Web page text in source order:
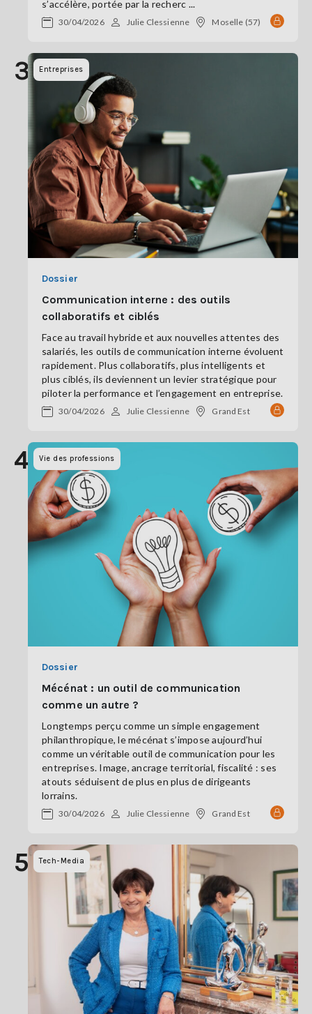
s’accélère, portée par la recherc ...
30/04/2026 Julie Clessienne Moselle (57)
3 Entreprises
Dossier
Communication interne : des outils
collaboratifs et ciblés
Face au travail hybride et aux nouvelles attentes des
salariés, les outils de communication interne évoluent
rapidement. Plus collaboratifs, plus intelligents et
plus ciblés, ils deviennent un levier stratégique pour
piloter la performance et l’engagement en entreprise.
30/04/2026 Julie Clessienne Grand Est
4 Vie des professions
Dossier
Mécénat : un outil de communication
comme un autre ?
Longtemps perçu comme un simple engagement
philanthropique, le mécénat s’impose aujourd’hui
comme un véritable outil de communication pour les
entreprises. Image, ancrage territorial, fiscalité : ses
atouts séduisent de plus en plus de dirigeants
lorrains.
30/04/2026 Julie Clessienne Grand Est
5 Tech-Media